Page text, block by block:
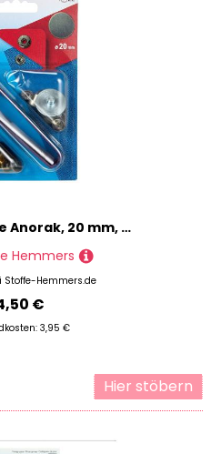
6 Druckknöpfe Anorak, 20 mm, matt brüniert
Hemmers
Stoffe-Hemmers.de
€
3,95 €
Hier stöbern